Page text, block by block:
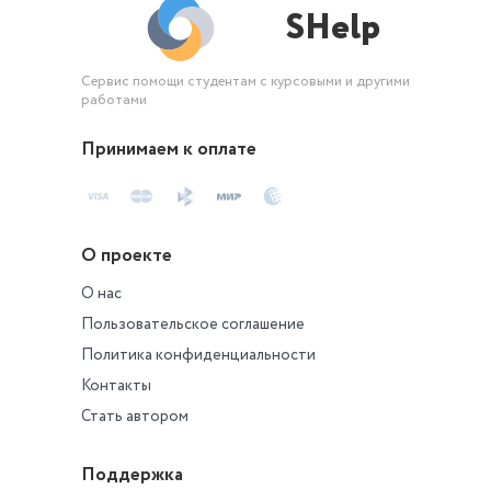
SHelp
Сервис помощи студентам с курсовыми и другими
работами
Принимаем к оплате
О проекте
О нас
Пользовательское соглашение
Политика конфиденциальности
Контакты
Стать автором
Поддержка